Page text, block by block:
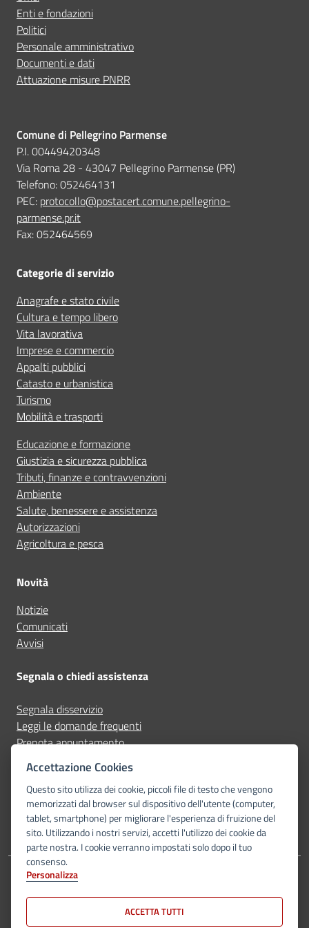
Altro
Enti e fondazioni
Politici
Personale amministrativo
Documenti e dati
Attuazione misure PNRR
Comune di Pellegrino Parmense
P.I. 00449420348
Via Roma 28 - 43047 Pellegrino Parmense (PR)
Telefono: 052464131
PEC: protocollo@postacert.comune.pellegrino-
parmense.pr.it
Fax: 052464569
Categorie di servizio
Anagrafe e stato civile
Cultura e tempo libero
Vita lavorativa
Imprese e commercio
Appalti pubblici
Catasto e urbanistica
Turismo
Mobilità e trasporti
Educazione e formazione
Giustizia e sicurezza pubblica
Tributi, finanze e contravvenzioni
Ambiente
Salute, benessere e assistenza
Autorizzazioni
Agricoltura e pesca
Novità
Notizie
Comunicati
Avvisi
Segnala o chiedi assistenza
Segnala disservizio
Leggi le domande frequenti
Prenota appuntamento
facebook
Amministrazione Trasparente
Piano di miglioramento del sito Mappa del sito
Accettazione Cookies
Questo sito utilizza dei cookie, piccoli file di testo che vengono
memorizzati dal browser sul dispositivo dell'utente (computer,
tablet, smartphone) per migliorare l'esperienza di fruizione del
sito. Utilizzando i nostri servizi, accetti l'utilizzo dei cookie da
parte nostra. I cookie verranno impostati solo dopo il tuo
consenso.
Personalizza
ACCETTA TUTTI